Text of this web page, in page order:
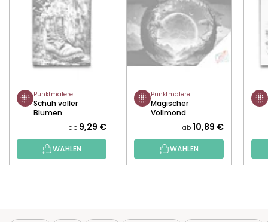
Punktmalerei
Schuh voller
Blumen
ab 9,29 €
WÄHLEN
Punktmalerei
Magischer
Vollmond
ab 10,89 €
WÄHLEN